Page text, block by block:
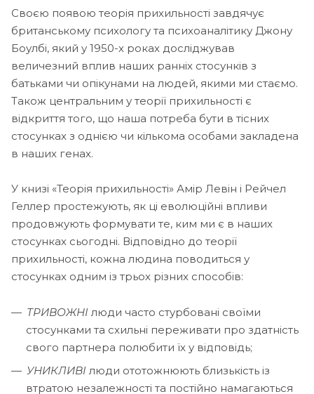
Своєю появою теорія прихильності завдячує
британському психологу та психоаналітику Джону
Боулбі, який у 1950-х роках досліджував
величезний вплив наших ранніх стосунків з
батьками чи опікунами на людей, якими ми стаємо.
Також центральним у теорії прихильності є
відкриття того, що наша потреба бути в тісних
стосунках з однією чи кількома особами закладена
в наших генах.
У книзі «Теорія прихильності» Амір Левін і Рейчел
Геллер простежують, як ці еволюційні впливи
продовжують формувати те, ким ми є в наших
стосунках сьогодні. Відповідно до теорії
прихильності, кожна людина поводиться у
стосунках одним із трьох різних способів:
ТРИВОЖНІ люди часто стурбовані своїми
стосунками та схильні переживати про здатність
свого партнера полюбити їх у відповідь;
УНИКЛИВІ люди ототожнюють близькість із
втратою незалежності та постійно намагаються